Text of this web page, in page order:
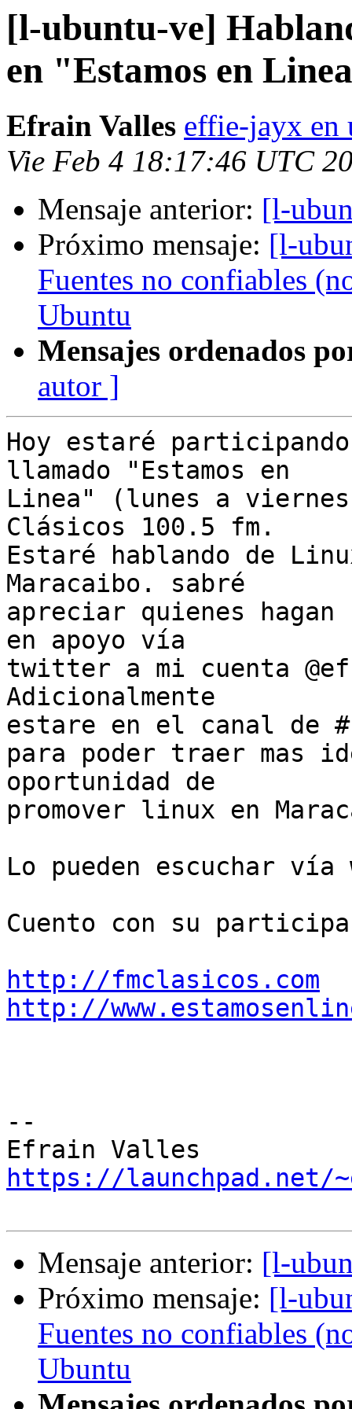
[l-ubuntu-ve]
en "Estamos en
Efrain Valles effie-jayx en
Vie Feb 4 18:17:46 UTC
Mensaje anterior: [l-
Próximo mensaje: [l-
Fuentes no confiables
Ubuntu
Mensajes ordenados
autor ]
Hoy estaré
llamado "Estamos en
Linea" (lunes a viernes
Clásicos 100.5 fm.
Estaré hablando de
Maracaibo. sabré
apreciar quienes hagan
en apoyo vía
twitter a mi cuenta
Adicionalmente
estare en el canal de
para poder traer mas
oportunidad de
promover linux en
Lo pueden escuchar vía
Cuento con su
http://fmclasicos.com
http://
--
https://launchpad.net/
Mensaje anterior: [l-
Próximo mensaje: [l-
Fuentes no confiables
Ubuntu